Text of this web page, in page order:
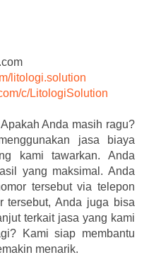
litologi.solution
c/LitologiSolution
Anda masih ragu?
jasa biaya
kami tawarkan. Anda
yang maksimal. Anda
tersebut via telepon
tersebut, Anda juga bisa
terkait jasa yang kami
Kami siap membantu
menarik.